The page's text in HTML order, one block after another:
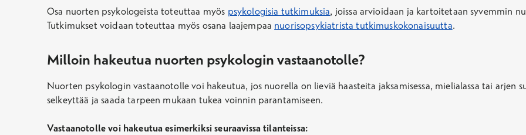
Osa nuorten psykologeista toteuttaa myös psykologisia tutkimuksia, joissa arvioidaan ja kartoitetaan syvemmin
Tutkimukset voidaan toteuttaa myös osana laajempaa nuorisopsykiatrista tutkimuskokonaisuutta.
Milloin hakeutua nuorten psykologin vastaanotolle?
Nuorten psykologin vastaanotolle voi hakeutua, jos nuorella on lieviä haasteita jaksamisessa, mielialassa tai arjen
selkeyttää ja saada tarpeen mukaan tukea voinnin parantamiseen.
Vastaanotolle voi hakeutua esimerkiksi seuraavissa tilanteissa: